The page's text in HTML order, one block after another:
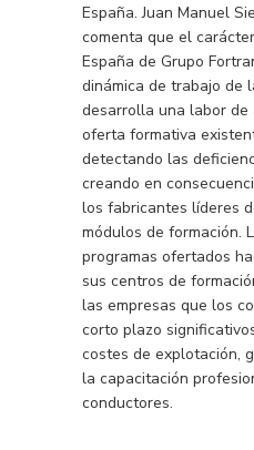
España. Juan Manuel
comenta que el
España de Grupo
dinámica de trabajo de
desarrolla una labor
oferta formativa
detectando las
creando en
los fabricantes líderes
módulos de formación.
programas ofertados
sus centros de
las empresas que los
corto plazo
costes de explotación,
la capacitación
conductores.